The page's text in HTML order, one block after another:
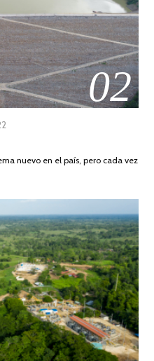
02
DE
nuevo en el país, pero cada vez